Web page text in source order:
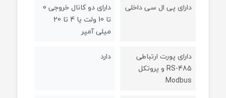
دارای پی ال سی داخلی
دارای دو کانال خروجی 0
تا 10 ولت یا 4 تا 20
میلی آمپر
دارای پورت ارتباطی
RS-485 و پروتکل
Modbus
دارد